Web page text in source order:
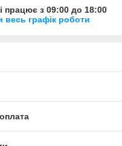
працює з 09:00 до 18:00
весь графік роботи